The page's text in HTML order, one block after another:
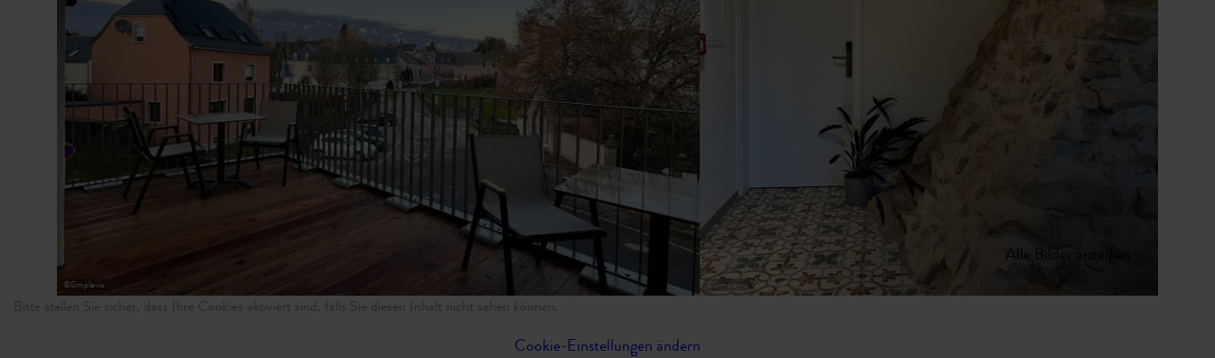
©Simpleviu ©Simpleviu
Alle Bilder anzeigen
Bitte stellen Sie sicher, dass Ihre Cookies aktiviert sind, falls Sie diesen Inhalt nicht sehen können.
Cookie-Einstellungen ändern